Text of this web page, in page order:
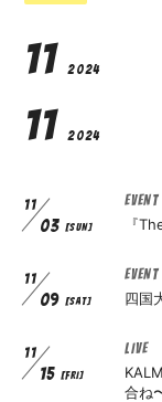
ログイン
11 2024
11 2024
11
03 [SUN]
EVENT
『
11
09 [SAT]
EVENT
四国
11
15 [FRI]
LIVE
合ね